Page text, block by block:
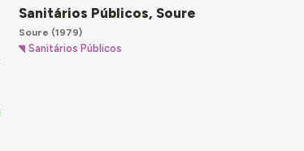
Sanitários Públicos, Soure
Soure (1979)
Sanitários Públicos